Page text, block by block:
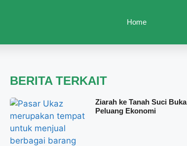
Home
BERITA TERKAIT
Ziarah ke Tanah Suci Buka
Peluang Ekonomi